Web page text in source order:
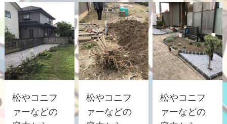
松やコニフ
ァーなどの
松やコニフ
ァーなどの
松やコニフ
ァーなどの